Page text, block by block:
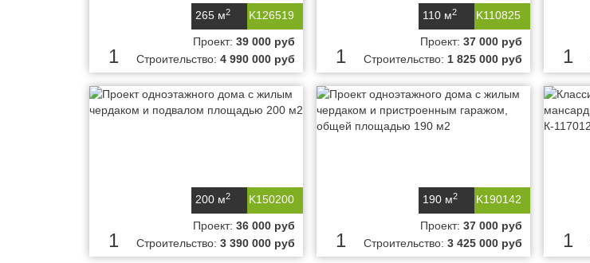
K126519
265 м2
1
Проект: 39 000 руб
Строительство: 4 990 000 руб
K110825
110 м2
1
Проект: 37 000 руб
Строительство: 1 825 000 руб 1
K150200
200 м2
1
Проект: 36 000 руб
Строительство: 3 390 000 руб
K190142
190 м2
1
Проект: 37 000 руб
Строительство: 3 425 000 руб 1